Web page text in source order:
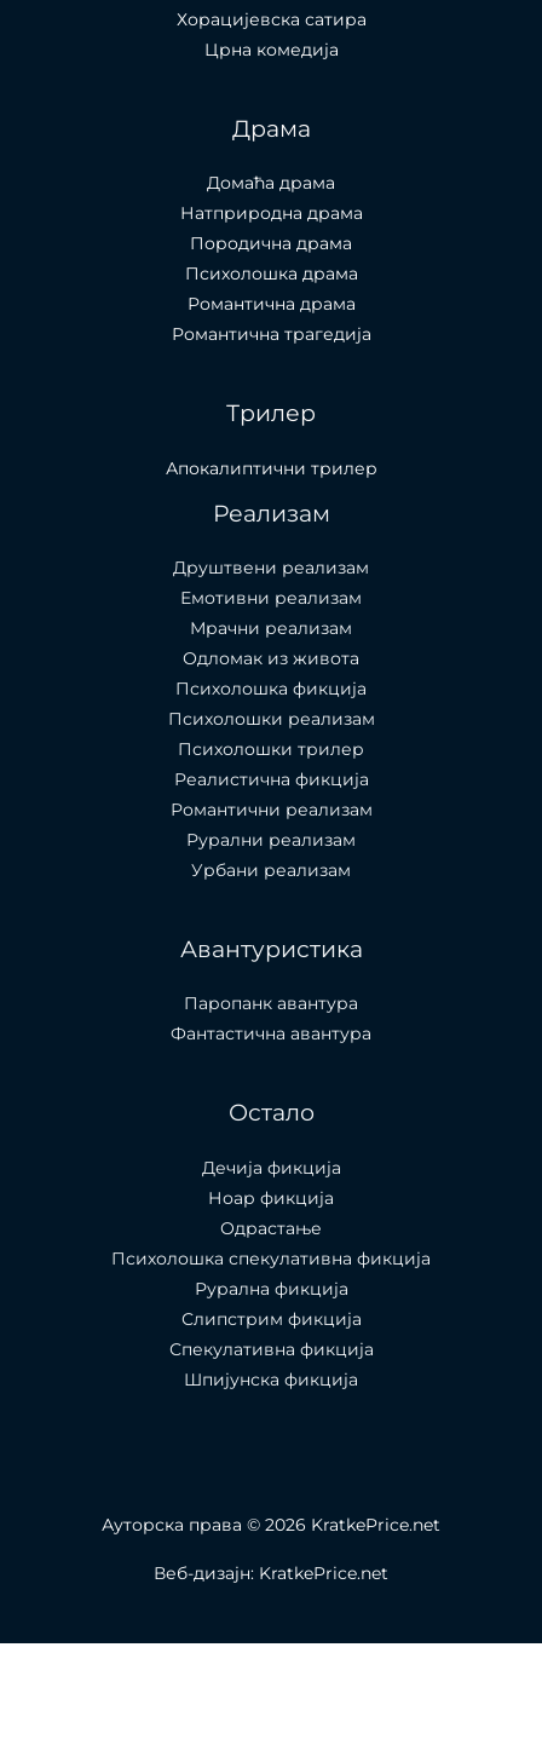
Хорацијевска сатира
Црна комедија
Драма
Домаћа драма
Натприродна драма
Породична драма
Психолошка драма
Романтична драма
Романтична трагедија
Трилер
Апокалиптични трилер
Реализам
Друштвени реализам
Емотивни реализам
Мрачни реализам
Одломак из живота
Психолошкa фикција
Психолошки реализам
Психолошки трилер
Реалистична фикција
Романтични реализам
Рурални реализам
Урбани реализам
Авантуристика
Паропанк авантура
Фантастична авантура
Остало
Дечија фикција
Ноар фикција
Одрастање
Психолошка спекулативна фикција
Рурална фикција
Слипстрим фикција
Спекулативна фикција
Шпијунска фикција
Ауторска права © 2026 KratkePrice.net
Веб-дизајн: KratkePrice.net